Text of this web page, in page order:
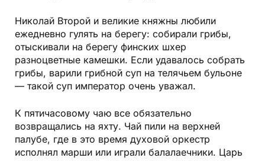
Николай Второй и великие княжны любили
ежедневно гулять на берегу: собирали грибы,
отыскивали на берегу финских шхер
разноцветные камешки. Если удавалось собрать
грибы, варили грибной суп на телячьем бульоне
— такой суп император очень уважал.
К пятичасовому чаю все обязательно
возвращались на яхту. Чай пили на верхней
палубе, где в это время духовой оркестр
исполнял марши или играли балалаечники. Царь